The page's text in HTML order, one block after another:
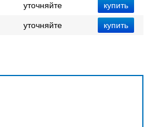
уточняйте
уточняйте